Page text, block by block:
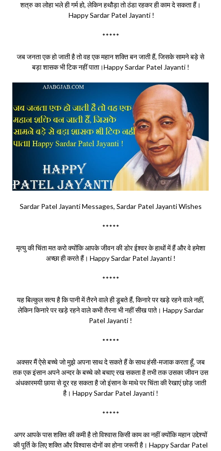
शत्रु का लोहा भले ही गर्म हो, लेकिन हथौड़ा तो ठंडा रहकर ही काम दे सकता हैं।
Happy Sardar Patel Jayanti !
*****
जब जनता एक हो जाती है तो वह एक महान शक्ति बन जाती हैं, जिसके सामने बड़े से
बड़ा शासक भी टिक नहीं पाता।Happy Sardar Patel Jayanti !
Sardar Patel Jayanti Messages, Sardar Patel Jayanti Wishes
*****
मृत्यु की चिंता मत करो क्योंकि आपके जीवन की डोर ईश्वर के हाथों में हैं और वे हमेशा
अच्छा ही करते हैं। Happy Sardar Patel Jayanti !
*****
यह बिल्कुल सत्य है कि पानी में तैरने वाले ही डूबते हैं, किनारे पर खड़े रहने वाले नहीं,
लेकिन किनारे पर खड़े रहने वाले कभी तैरना भी नहीं सीख पाते। Happy Sardar
Patel Jayanti !
*****
अक्सर मैं ऐसे बच्चे जो मुझे अपना साथ दे सकते हैं के साथ हंसी-मजाक करता हूँ, जब
तक एक इंसान अपने अन्दर के बच्चे को बचाए रख सकता है तभी तक उसका जीवन उस
अंधकारमयी छाया से दूर रह सकता है जो इंसान के माथे पर चिंता की रेखाएं छोड़ जाती
है। Happy Sardar Patel Jayanti !
*****
अगर आपके पास शक्ति की कमी है तो विश्वास किसी काम का नहीं क्योंकि महान उद्देश्यों
की पूर्ति के लिए शक्ति और विश्वास दोनों का होना जरूरी है। Happy Sardar Patel